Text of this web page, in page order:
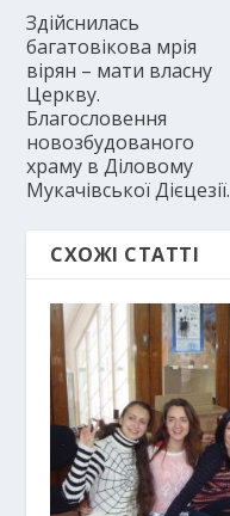
Здійснилась
багатовікова мрія
вірян – мати власну
Церкву.
Благословення
новозбудованого
храму в Діловому
Мукачівської Дієцезії.
СХОЖІ СТАТТІ